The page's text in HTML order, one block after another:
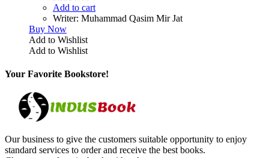
Add to cart
Writer: Muhammad Qasim Mir Jat
Buy Now
Add to Wishlist
Add to Wishlist
Your Favorite Bookstore!
Our business to give the customers suitable opportunity to enjoy
standard services to order and receive the best books.